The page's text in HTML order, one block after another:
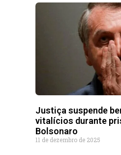
Justiça suspende
vitalícios durante
Bolsonaro
11 de dezembro de 2025